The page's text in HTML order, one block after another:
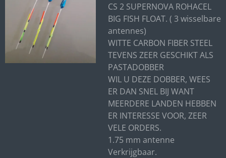
CS 2 SUPERNOVA ROHACEL
BIG FISH FLOAT. ( 3 wisselbare
antennes)
WITTE CARBON FIBER STEEL
TEVENS ZEER GESCHIKT ALS
PASTADOBBER
WIL U DEZE DOBBER, WEES
ER DAN SNEL BIJ WANT
MEERDERE LANDEN HEBBEN
ER INTERESSE VOOR, ZEER
VELE ORDERS.
1.75 mm antenne
Verkrijgbaar.